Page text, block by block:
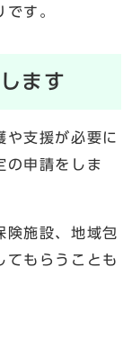
す。
ます
や支援が必要に
の申請をしま
険施設、地域包
てもらうことも